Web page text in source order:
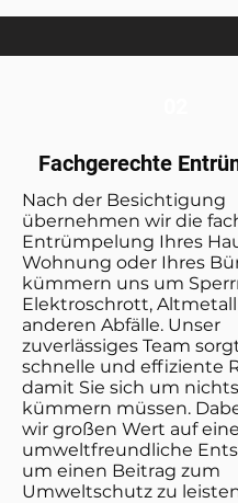
Fachgerechte
Nach der Besichtigung
übernehmen wir die
Entrümpelung Ihres
Wohnung oder Ihres
kümmern uns um
Elektroschrott,
anderen Abfälle. Unser
zuverlässiges Team
schnelle und effiziente
damit Sie sich um nichts
kümmern müssen.
wir großen Wert auf eine
umweltfreundliche
um einen Beitrag zum
Umweltschutz zu